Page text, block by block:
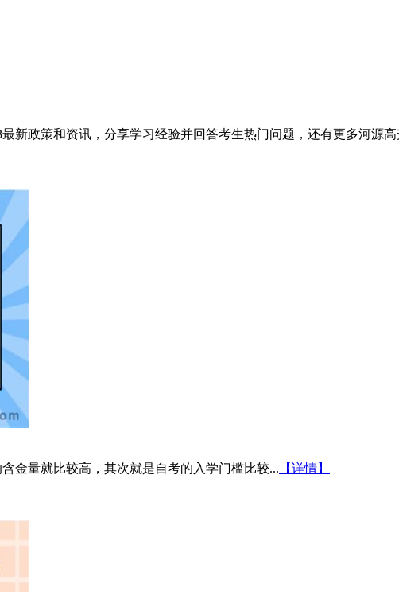
新政策和资讯，分享学习经验并回答考生热门问题，还有更多河源高
金量就比较高，其次就是自考的入学门槛比较... 【详情】